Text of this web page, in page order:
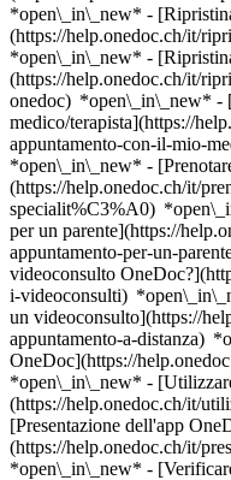
*open\_in\_new* -
(https://help.onedoc.ch/it/
*open\_in\_new* -
(https://help.onedoc.ch/it/
onedoc) *open\_in\_new* -
medico/terapista](https://
appuntamento-con-il-mio-
*open\_in\_new* -
(https://help.onedoc.ch/it/
specialit%C3%A0)
per un parente](https://
appuntamento-per-un-
videoconsulto
i-videoconsulti)
un videoconsulto](https://
appuntamento-a-distanza)
OneDoc](https://
*open\_in\_new* -
(https://help.onedoc.ch/it/
[Presentazione dell'app
(https://help.onedoc.ch/it/
*open\_in\_new* - [Verificare se un appuntamento è confermato](https://help.onedoc.ch/it/verificare-se-un-appuntamento-%C3%A8-confermato) *open\_in\_new* - [Annullare un appuntamento prenotato online su OneDoc](https://help.onedoc.ch/it/annullare-un-appuntamento-prenotato-online-su-onedoc) *open\_in\_new* - [Non ho ricevuto la conferma dell'appuntamento](https://help.onedoc.ch/it/non-ho-ricevuto-la-conferma-dellappuntamento) *open\_in\_new* [Vedi tutti i nostri articoli *open\_in\_new*](https://help.onedoc.ch/it/) close ## Modifica la ricerca ![Casa con segno più che indica che la consultazione può essere effettuata in sede](https://www.onedoc.ch/assets/images/icons/on-site.svg) In loco ![Fotocamera con simbolo play che indica che la consultazione può essere effettuata a distanza in video](https://www.onedoc.ch/assets/images/icons/remote.svg) A distanza Cerca #### Specialità #### Professionisti #### Istituti edit Allineamento dei denti | Allineatore trasparente invisibile a Bienna tune Filtra per Nuovo paziente*keyboard\_arrow\_down* - Accettato*check\_circle* Lingua parlata*keyboard\_arrow\_down* - Francese*check\_circle* - Greco*check\_circle* - Inglese*check\_circle* - Portoghese*check\_circle* - Spagnolo*check\_circle* - Svedese*check\_circle* - Tedesco*check\_circle* - Ungherese*check\_circle* Sesso*keyboard\_arrow\_down* - Donna*check\_circle* - Uomo*check\_circle* Disponibilità*keyboard\_arrow\_down* - Disponibile oggi*check\_circle* - Entro i prossimi 3 giorni*check\_circle* - Entro i prossimi 7 giorni*check\_circle* - Entro i prossimi 14 giorni*check\_circle* # __Allineamento dei denti | Allineatore trasparente invisibile__ a __Bienna__: prenota il tuo appuntamento online oggi ## 5 risultati a Bienna [![Dr. Gunnar Seidler, ortodontista a Bienna](https://assets.onedoc.ch/images/users/6e17a0d0a6e78e97ff3474d67ee711f6795c72e34e7105766add2462273aab56-small.png "Dr. Gunnar Seidler, ortodontista a Bienna")](https://www.onedoc.ch/it/ortodontista/bienna/prou/dr-gunnar-seidler) ### [Dr. Gunnar Seidler](https://www.onedoc.ch/it/ortodontista/bienna/prou/dr-gunnar-seidler) ![Badge che indica un profilo verificato](https://www.onedoc.ch/assets/images/icons/